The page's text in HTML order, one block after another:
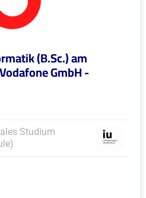
(B.Sc.) am
GmbH -
Studium